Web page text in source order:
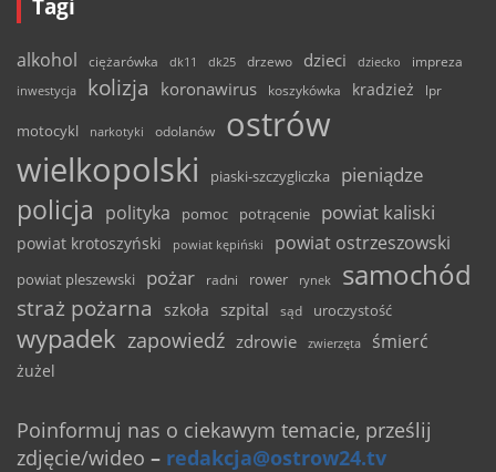
Tagi
alkohol ciężarówka dk11 dk25 drzewo dzieci dziecko
impreza
inwestycja
kolizja koronawirus koszykówka kradzież lpr
motocykl narkotyki odolanów
ostrów
wielkopolski
piaski-szczygliczka pieniądze
policja polityka pomoc potrącenie powiat kaliski
powiat krotoszyński powiat kępiński powiat ostrzeszowski
powiat pleszewski pożar radni rower rynek samochód
straż pożarna szkoła szpital sąd uroczystość
wypadek zapowiedź zdrowie zwierzęta śmierć
żużel
Poinformuj nas o ciekawym temacie, prześlij
zdjęcie/wideo – redakcja@ostrow24.tv